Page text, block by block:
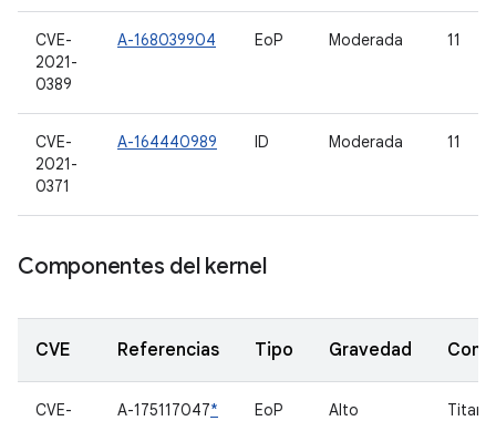
CVE-
2021-
0389
A-168039904 EoP Moderada 11
CVE-
2021-
0371
A-164440989 ID Moderada 11
Componentes del kernel
CVE Referencias Tipo Gravedad
CVE-
A-175117047* EoP Alto Titan